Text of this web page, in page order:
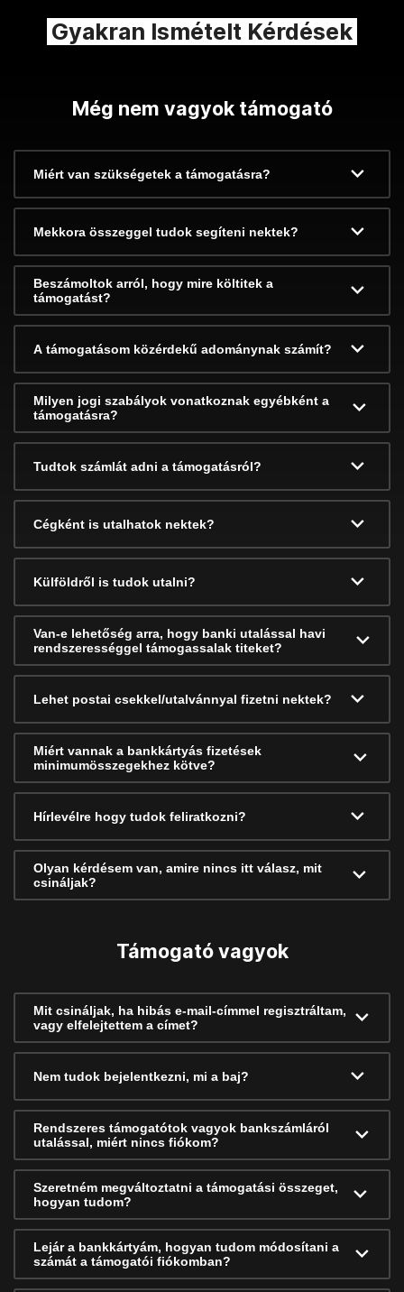
Gyakran Ismételt Kérdések
Még nem vagyok támogató
Miért van szükségetek a támogatásra?
Mekkora összeggel tudok segíteni nektek?
Beszámoltok arról, hogy mire költitek a
támogatást?
A támogatásom közérdekű adománynak számít?
Milyen jogi szabályok vonatkoznak egyébként a
támogatásra?
Tudtok számlát adni a támogatásról?
Cégként is utalhatok nektek?
Külföldről is tudok utalni?
Van-e lehetőség arra, hogy banki utalással havi
rendszerességgel támogassalak titeket?
Lehet postai csekkel/utalvánnyal fizetni nektek?
Miért vannak a bankkártyás fizetések
minimumösszegekhez kötve?
Hírlevélre hogy tudok feliratkozni?
Olyan kérdésem van, amire nincs itt válasz, mit
csináljak?
Támogató vagyok
Mit csináljak, ha hibás e-mail-címmel regisztráltam,
vagy elfelejtettem a címet?
Nem tudok bejelentkezni, mi a baj?
Rendszeres támogatótok vagyok bankszámláról
utalással, miért nincs fiókom?
Szeretném megváltoztatni a támogatási összeget,
hogyan tudom?
Lejár a bankkártyám, hogyan tudom módosítani a
számát a támogatói fiókomban?